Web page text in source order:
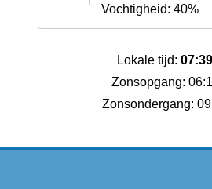
Vochtigheid: 40%
Lokale tijd:
Zonsopgang:
Zonsondergang: